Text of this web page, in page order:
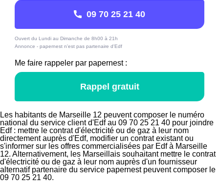
09 70 25 21 40
Ouvert du Lundi au Dimanche de 8h00 à 21h
Annonce - papernest n'est pas partenaire d'Edf
Me faire rappeler par papernest :
Rappel gratuit
Les habitants de Marseille 12 peuvent composer le numéro
national du service client d'Edf au 09 70 25 21 40 pour joindre
Edf : mettre le contrat d'électricité ou de gaz à leur nom
directement auprès d'Edf, modifier un contrat existant ou
s'informer sur les offres commercialisées par Edf à Marseille
12. Alternativement, les Marseillais souhaitant mettre le contrat
d'électricité ou de gaz à leur nom auprès d'un fournisseur
alternatif partenaire du service papernest peuvent composer le
09 70 25 21 40.